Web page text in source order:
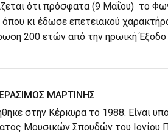
ότι πρόσφατα (9 Μαΐου) το
κι έδωσε επετειακού
200 ετών από την ηρωική Έξοδο
ΜΑΡΤΙΝΗΣ
στην Κέρκυρα το 1988. Είναι
Μουσικών Σπουδών του Ιονίου